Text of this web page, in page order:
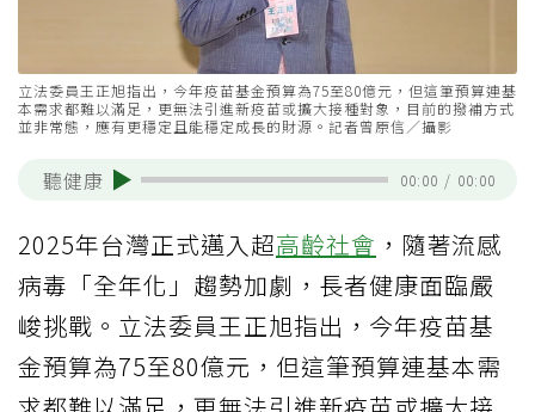
立法委員王正旭指出，今年疫苗基金預算為75至80億元，但這筆預算連基
本需求都難以滿足，更無法引進新疫苗或擴大接種對象，目前的撥補方式
並非常態，應有更穩定且能穩定成長的財源。記者曾原信／攝影
聽健康 00:00 / 00:00
2025年台灣正式邁入超高齡社會 ，隨著流感
病毒「全年化」趨勢加劇，長者健康面臨嚴
峻挑戰。立法委員王正旭指出，今年疫苗基
金預算為75至80億元，但這筆預算連基本需